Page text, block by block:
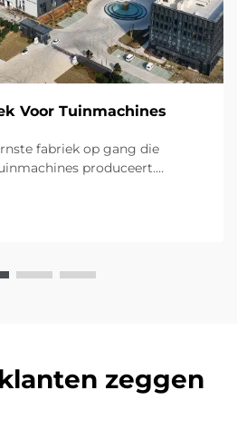
Voor Tuinmachines
fabriek op gang die
produceert.
onze geavanceerde
zeggen